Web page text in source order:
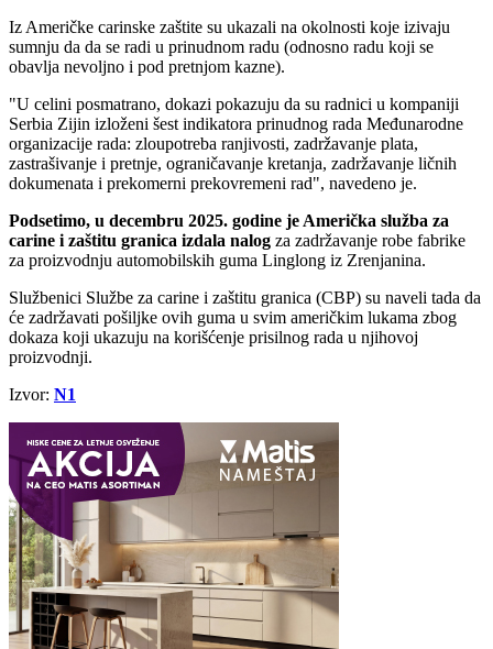
Iz Američke carinske zaštite su ukazali na okolnosti koje izivaju
sumnju da da se radi u prinudnom radu (odnosno radu koji se
obavlja nevoljno i pod pretnjom kazne).
"U celini posmatrano, dokazi pokazuju da su radnici u kompaniji
Serbia Zijin izloženi šest indikatora prinudnog rada Međunarodne
organizacije rada: zloupotreba ranjivosti, zadržavanje plata,
zastrašivanje i pretnje, ograničavanje kretanja, zadržavanje ličnih
dokumenata i prekomerni prekovremeni rad", navedeno je.
Podsetimo, u decembru 2025. godine je Američka služba za
carine i zaštitu granica izdala nalog za zadržavanje robe fabrike
za proizvodnju automobilskih guma Linglong iz Zrenjanina.
Službenici Službe za carine i zaštitu granica (CBP) su naveli tada da
će zadržavati pošiljke ovih guma u svim američkim lukama zbog
dokaza koji ukazuju na korišćenje prisilnog rada u njihovoj
proizvodnji.
Izvor: N1